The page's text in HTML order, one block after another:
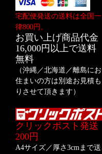
宅配便発送の送料は全国一
律800円。
お買い上げ商品代金
16,000円以上で送料
無料
（沖縄／北海道／離島にお
住まいの方は別途お見積も
りさせて頂きます）
クリックポスト発送
200円
A4サイズ／厚さ3cmまで送